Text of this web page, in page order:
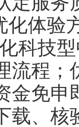
化体验
科技
流程；
金免申
载、